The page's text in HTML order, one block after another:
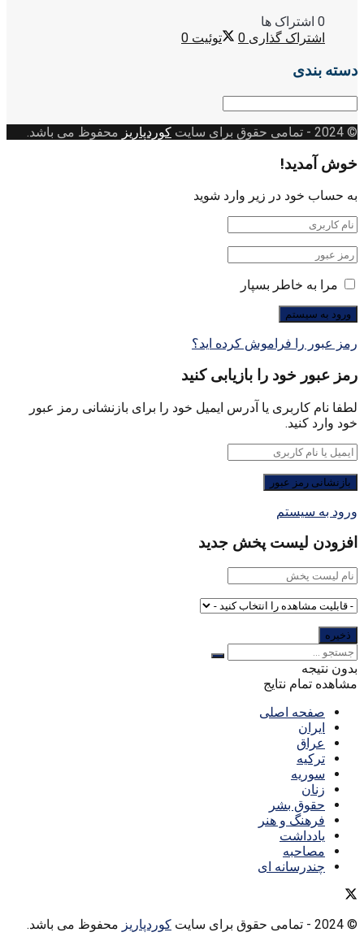
0 اشتراک ها
اشتراک گذاری 0 توئیت 0
دسته بندی
دسته
© 2024
- تمامی حقوق برای سایت کوردپاریز محفوظ می باشد.
خوش آمدید!
به حساب خود در زیر وارد شوید
مرا به خاطر بسپار
رمز عبور را فراموش کرده اید؟
رمز عبور خود را بازیابی کنید
لطفا نام کاربری یا آدرس ایمیل خود را برای بازنشانی رمز عبور
خود وارد کنید.
ورود به سیستم
افزودن لیست پخش جدید
بدون نتیجه
مشاهده تمام نتایج
صفحه اصلی
ایران
عراق
ترکیه
سوریه
زنان
حقوق بشر
فرهنگ و هنر
یادداشت
مصاحبه
چندرسانه ای
© 2024 - تمامی حقوق برای سایت کوردپاریز محفوظ می باشد.